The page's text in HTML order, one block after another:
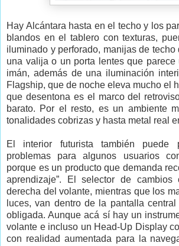
Hay Alcántara hasta en el techo y los
blandos en el tablero con texturas,
iluminado y perforado, manijas de
una valija o un porta lentes que parece
imán, además de una iluminación
Flagship, que de noche eleva mucho el
que desentona es el marco del
barato. Por el resto, es un ambiente
tonalidades cobrizas y hasta metal real
El interior futurista también puede
problemas para algunos usuarios
porque es un producto que demanda
aprendizaje”. El selector de
derecha del volante, mientras que los
luces, van dentro de la pantalla
obligada. Aunque acá sí hay un
volante e incluso un Head-Up Display
con realidad aumentada para la